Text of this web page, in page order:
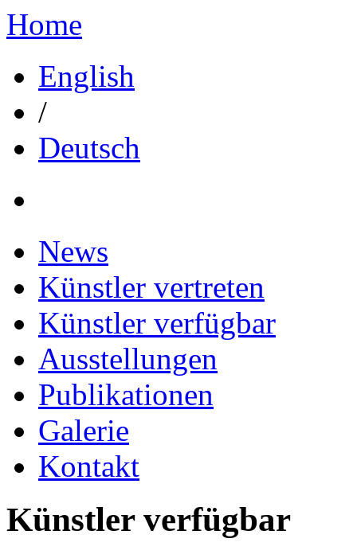
Home
English
/
Deutsch
News
Künstler vertreten
Künstler verfügbar
Ausstellungen
Publikationen
Galerie
Kontakt
Künstler verfügbar